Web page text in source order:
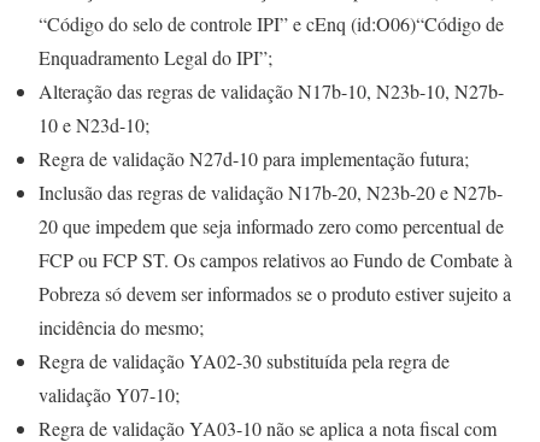
“Código do selo de controle IPI” e cEnq (id:O06)“Código de
Enquadramento Legal do IPI”;
Alteração das regras de validação N17b-10, N23b-10, N27b-
10 e N23d-10;
Regra de validação N27d-10 para implementação futura;
Inclusão das regras de validação N17b-20, N23b-20 e N27b-
20 que impedem que seja informado zero como percentual de
FCP ou FCP ST. Os campos relativos ao Fundo de Combate à
Pobreza só devem ser informados se o produto estiver sujeito a
incidência do mesmo;
Regra de validação YA02-30 substituída pela regra de
validação Y07-10;
Regra de validação YA03-10 não se aplica a nota fiscal com